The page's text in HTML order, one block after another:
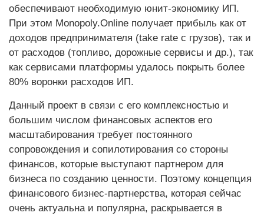
обеспечивают необходимую юнит-экономику ИП.
При этом Monopoly.Online получает прибыль как от
доходов предпринимателя (take rate с грузов), так и
от расходов (топливо, дорожные сервисы и др.), так
как сервисами платформы удалось покрыть более
80% воронки расходов ИП.
Данный проект в связи с его комплексностью и
большим числом финансовых аспектов его
масштабирования требует постоянного
сопровождения и сопилотирования со стороны
финансов, которые выступают партнером для
бизнеса по созданию ценности. Поэтому концепция
финансового бизнес-партнерства, которая сейчас
очень актуальна и популярна, раскрывается в